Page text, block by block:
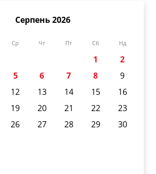
Серпень 2026
Ср Чт Пт Сб Нд
1
2
5 6 7 8
9
12 13 14 15
16
19 20 21 22
23
26 27 28 29
30